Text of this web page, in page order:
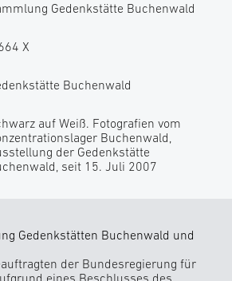
Gedenkstätte Buchenwald
X
Buchenwald
auf Weiß. Fotografien vom
Buchenwald,
der Gedenkstätte
seit 15. Juli 2007
Gedenkstätten Buchenwald und
der Bundesregierung für
eines Beschlusses des